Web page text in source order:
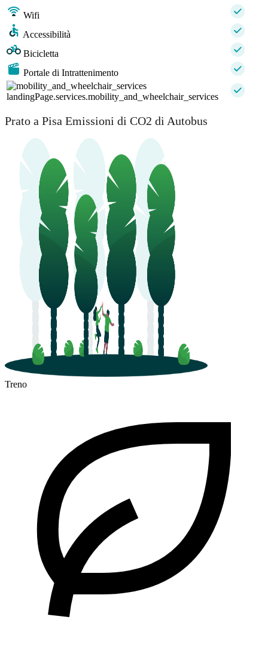
Wifi
Accessibilità
Bicicletta
Portale di Intrattenimento
landingPage.services.mobility_and_wheelchair_services
Prato a Pisa Emissioni di CO2 di Autobus
Treno